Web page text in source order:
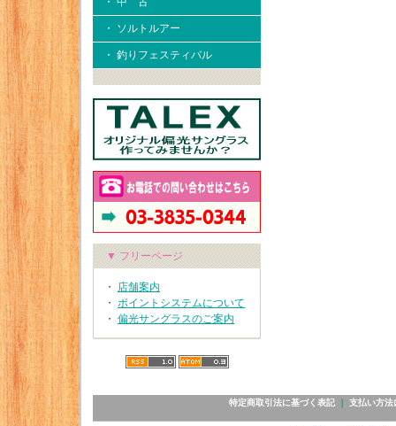
・ ソルトルアー
・ 釣りフェスティバル
▼ フリーページ
・ 店舗案内
・ ポイントシステムについて
・ 偏光サングラスのご案内
特定商取引法に基づく表記｜ 支払い方法